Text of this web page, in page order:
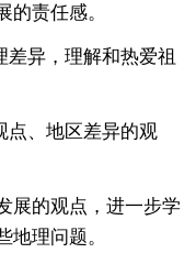
责任感。
差异，理解和热爱祖
点、地区差异的观
展的观点，进一步学
理问题。